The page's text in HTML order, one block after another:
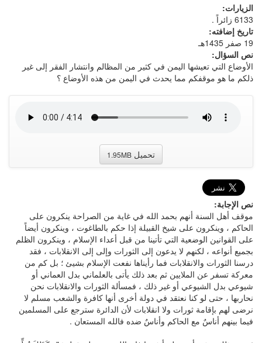
الزيارات:
6133 زائراً .
تاريخ إضافته:
19 صفر 1435هـ
نص السؤال:
الأوضاع التي تعيشها اليمن في كثير من المظالم وانتشار الفقر إلى غير
ذلكم ما هو موقفكم مما يحدث في اليمن من هذه الأوضاع ؟
تحميل 1.95MB
نص الإجابة:
موقف أهل السنة أنهم بحمد الله في غاية من الصراحة ينكرون على
الحاكم ، وينكرون على شيخ القبيلة إذا حكم بالطاغوت ، وينكرون أيضاً
على القوانين الوضعية التي تأتينا من قبل أعداء الإسلام ، وينكرون الظلم
بجميع أنواعه ، لكنهم لا يدعون إلى الثورات وإلى إلى الانقلابات ، فقد
درسنا الثورات والانقلابات فما رأيناها نفعت الإسلام بشيئ ؛ بل كم من
معركة تسفر عن الملايين ثم بعد ذلك يأتى بالعلماني بدل العماني أو
شيوعي بدل الشيوعي أو غير ذلك ، فمسألة الثورات والانقلابات نحن
نحاربها ، حتى لو كنا نعتقد في دولة أخرى أنها كافرة والشعب مسلم لا
نرضى لهم بإقامة ثورات ولا انقلابات لأن الدائرة سترجع على المسلمين
فيما بينهم أناسٌ مع الحاكم وأناسٌ ضده فالله المستعان .